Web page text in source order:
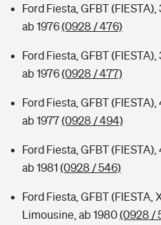
Sie haben Fragen?
Zur Übersicht
Tools
Kinderunfall-Check: Mehr
Sie haben Fragen?
Ford Fiesta, GFBT
ab 1976(0928 / 476)
Ford Fiesta, GFBT
ab 1976(0928 / 477)
Ford Fiesta, GFBT
ab 1977(0928 / 494)
Ford Fiesta, GFBT
ab 1981 (0928 / 546)
Ford Fiesta, GFBT (FIESTA,
Limousine, ab 1980(0928 /